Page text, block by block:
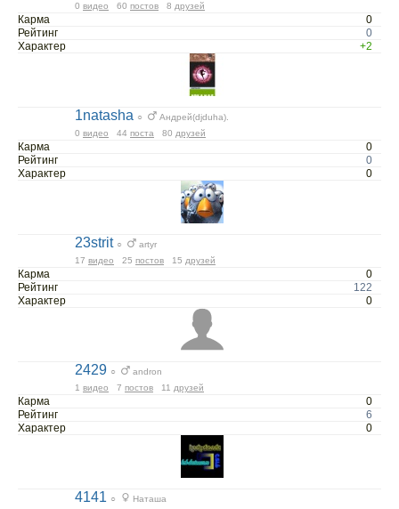
0 видео 60 постов 8 друзей
Карма
0
Рейтинг
0
Характер
+2
1natasha ○
Андрей(djduha).
0 видео 44 поста 80 друзей
Карма
0
Рейтинг
0
Характер
0
23strit ○
artyr
17 видео 25 постов 15 друзей
Карма
0
Рейтинг
122
Характер
0
2429 ○
andron
1 видео 7 постов 11 друзей
Карма
0
Рейтинг
6
Характер
0
4141 ○
Наташа